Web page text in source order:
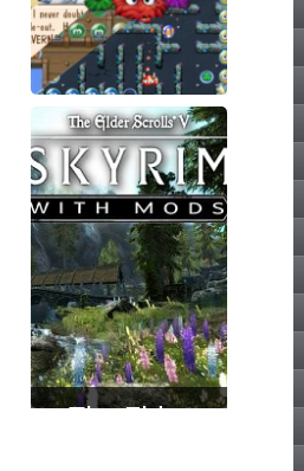
Iggle Pop
Deluxe
The Elder